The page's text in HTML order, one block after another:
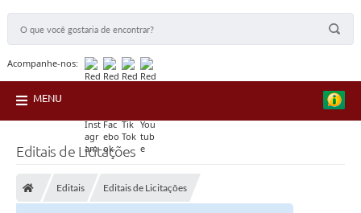
Acompanhe-nos:
MENU
Editais de Licitações
Editais Editais de Licitações